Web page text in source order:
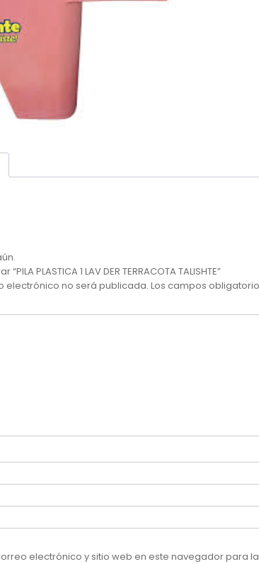
PLASTICA 1 LAV DER TERRACOTA TALISHTE”
electrónico no será publicada. Los campos
electrónico y sitio web en este navegador para